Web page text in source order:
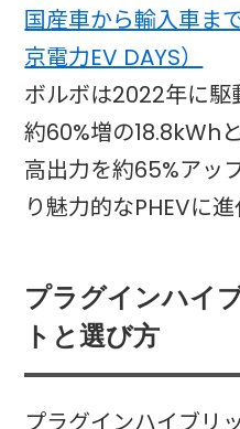
国産車から輸入車ま
京電力EV DAYS）
ボルボは2022年に駆
約60%増の18.8kWh
高出力を約65%アッ
り魅力的なPHEVに進
プラグインハイ
トと選び方
プラグインハイブリ